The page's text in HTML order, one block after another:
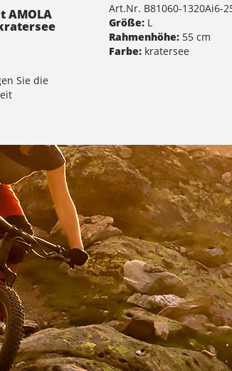
AMOLA
Sie die
Art.Nr. B81060-1320Ai6-
Größe: L
Rahmenhöhe: 55 cm
Farbe: kratersee